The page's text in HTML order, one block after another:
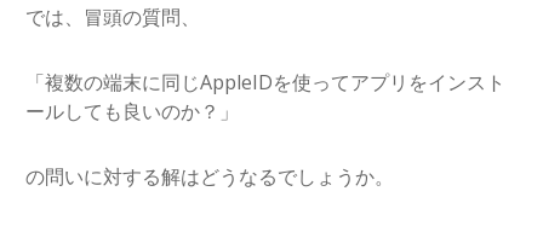
では、冒頭の質問、
「複数の端末に同じAppleIDを使ってアプリをインスト
ールしても良いのか？」
の問いに対する解はどうなるでしょうか。